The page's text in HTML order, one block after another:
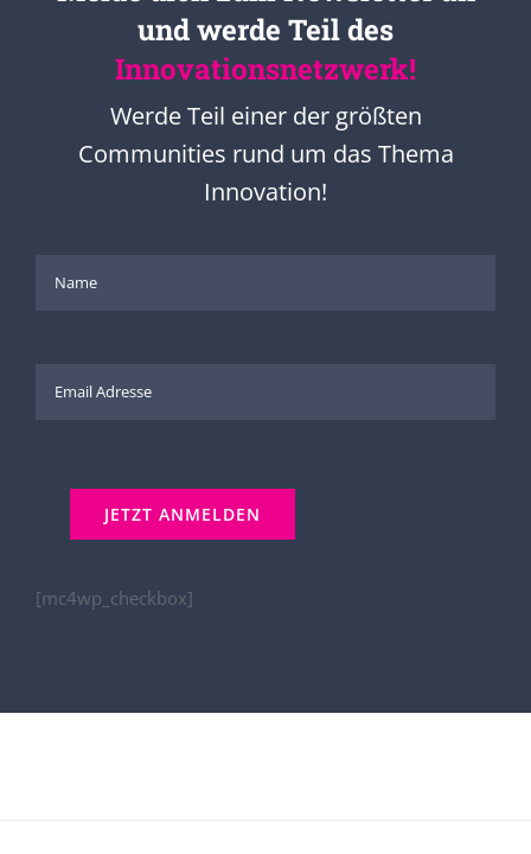
und werde Teil des
Innovationsnetzwerk!
Werde Teil einer der größten
Communities rund um das Thema
Innovation!
[mc4wp_checkbox]